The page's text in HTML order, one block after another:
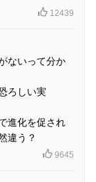
12439
ないって分か
ろしい実
進化を促され
違う？
9645